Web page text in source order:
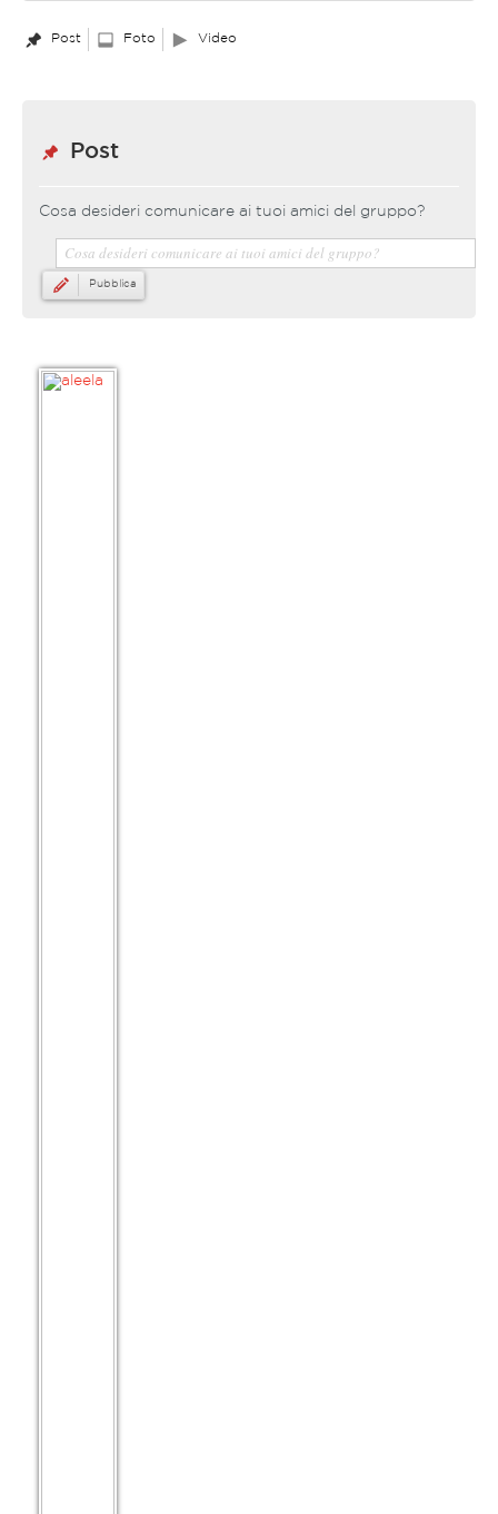
Post Foto Video
Post
Cosa desideri comunicare ai tuoi amici del gruppo?
Pubblica